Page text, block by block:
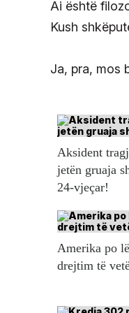
Ai është
Kush
Ja, pra, mos
Aksident
jetën gruaja
24-vjeçar!
Amerika po
drejtim të